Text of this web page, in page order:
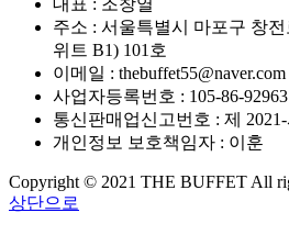
주소 : 서울특별시 마포구 창
위트 B1) 101호
이메일 : thebuffet55@naver.com
사업자등록번호 : 105-86-92963
통신판매업신고번호 : 제
개인정보 보호책임자 : 이훈
Copyright © 2021 THE BUFFET All
상단으로